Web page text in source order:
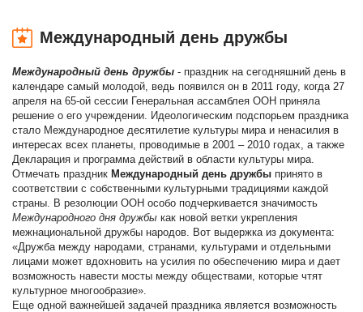
Международный день дружбы
Международный день дружбы - праздник на сегодняшний день в
календаре самый молодой, ведь появился он в 2011 году, когда 27
апреля на 65-ой сессии Генеральная ассамблея ООН приняла
решение о его учреждении. Идеологическим подспорьем праздника
стало Международное десятилетие культуры мира и ненасилия в
интересах всех планеты, проводимые в 2001 – 2010 годах, а также
Декларация и программа действий в области культуры мира.
Отмечать праздник Международный день дружбы принято в
соответствии с собственными культурными традициями каждой
страны. В резолюции ООН особо подчеркивается значимость
Международного дня дружбы как новой ветки укрепления
межнациональной дружбы народов. Вот выдержка из документа:
«Дружба между народами, странами, культурами и отдельными
лицами может вдохновить на усилия по обеспечению мира и дает
возможность навести мосты между обществами, которые чтят
культурное многообразие».
Еще одной важнейшей задачей праздника является возможность